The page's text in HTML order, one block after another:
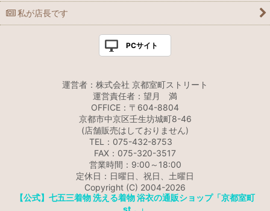
私が店長です
PCサイト
運営者：株式会社 京都室町ストリート
運営責任者：望月 満
OFFICE：〒604-8804
京都市中京区壬生坊城町8-46
(店舗販売はしておりません)
TEL：075-432-8753
FAX：075-320-3517
営業時間：9:00～18:00
定休日：日曜日、祝日、土曜日
Copyright (C) 2004-2026
【公式】七五三着物 洗える着物 浴衣の通販ショップ「京都室町
st．」